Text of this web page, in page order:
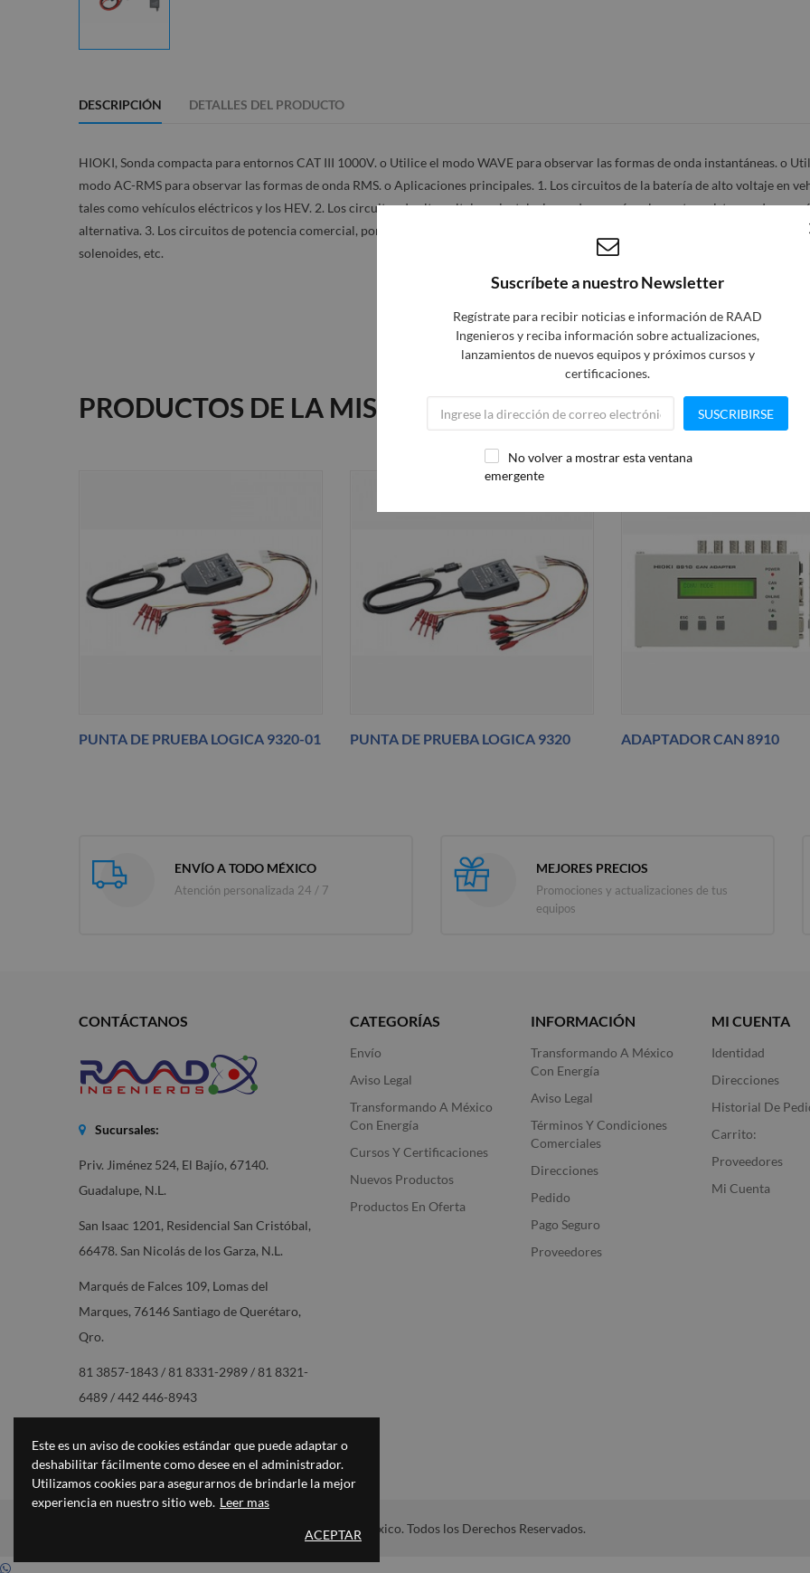
DESCRIPCIÓN DETALLES DEL PRODUCTO
HIOKI, Sonda compacta para entornos CAT III 1000V. o Utilice el modo WAVE para observar las formas de onda instantáneas. o
modo AC-RMS para observar las formas de onda RMS. o Aplicaciones principales. 1. Los circuitos de la batería de alto voltaje en
tales como vehículos eléctricos y los HEV. 2. Los circuitos de alto voltaje en instalaciones de energía solar y otros sistemas de
alternativa. 3. Los circuitos de potencia comercial, por ejemplo circuitos 480 Vrms. 4. Impulsos de alto voltaje en inversores,
solenoides, etc.
PRODUCTOS DE LA MISMA CATEGORIA
PUNTA DE PRUEBA LOGICA 9320-01 PUNTA DE PRUEBA LOGICA 9320 ADAPTADOR CAN 8910
ENVÍO A TODO MÉXICO
Atención personalizada 24 / 7
MEJORES PRECIOS
Promociones y actualizaciones de tus
equipos
CONTÁCTANOS
Sucursales:
Priv. Jiménez 524, El Bajío, 67140.
Guadalupe, N.L.
San Isaac 1201, Residencial San Cristóbal,
66478. San Nicolás de los Garza, N.L.
Marqués de Falces 109, Lomas del
Marques, 76146 Santiago de Querétaro,
Qro.
81 3857-1843 / 81 8331-2989 / 81 8321-
6489 / 442 446-8943
contacto@raadingenieros.com.mx
CATEGORÍAS
Envío
Aviso Legal
Transformando A México
Con Energía
Cursos Y Certificaciones
Nuevos Productos
Productos En Oferta
INFORMACIÓN
Transformando A México
Con Energía
Aviso Legal
Términos Y Condiciones
Comerciales
Direcciones
Pedido
Pago Seguro
Proveedores
MI CUENTA
Identidad
Direcciones
Historial De
Carrito:
Proveedores
Mi Cuenta
Diseñado por Extratega México. Todos los Derechos Reservados.
Este es un aviso de cookies estándar que puede adaptar o
deshabilitar fácilmente como desee en el administrador.
Utilizamos cookies para asegurarnos de brindarle la mejor
experiencia en nuestro sitio web. Leer mas
ACEPTAR
Suscríbete a nuestro Newsletter
Regístrate para recibir noticias e información de RAAD
Ingenieros y reciba información sobre actualizaciones,
lanzamientos de nuevos equipos y próximos cursos y
certificaciones.
SUSCRIBIRSE
No volver a mostrar esta ventana
emergente